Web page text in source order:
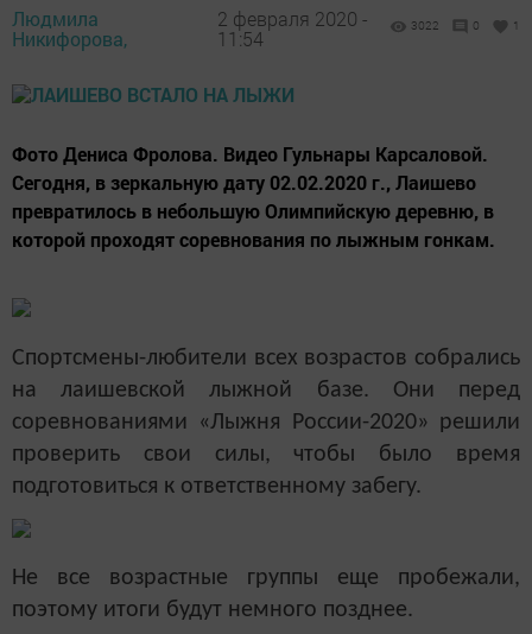
Людмила
Никифорова,
2 февраля 2020 -
11:54
3022 0 1
Фото Дениса Фролова. Видео Гульнары Карсаловой.
Сегодня, в зеркальную дату 02.02.2020 г., Лаишево
превратилось в небольшую Олимпийскую деревню, в
которой проходят соревнования по лыжным гонкам.
Спортсмены-любители всех возрастов собрались
на лаишевской лыжной базе. Они перед
соревнованиями «Лыжня России-2020» решили
проверить свои силы, чтобы было время
подготовиться к ответственному забегу.
Не все возрастные группы еще пробежали,
поэтому итоги будут немного позднее.